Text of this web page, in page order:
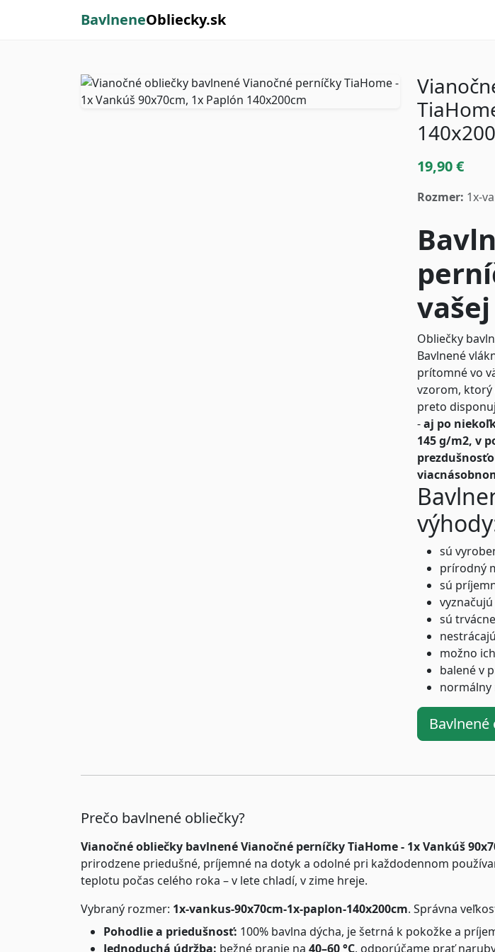
BavlneneObliecky.sk
19,90 €
Rozmer: 1x-
Obliečky
Bavlnené
prítomné vo
vzorom, ktorý
preto
-aj po
145 g/m2, v
sú
prírodný
sú
sú
možno
balené v
Prečo bavlnené obliečky?
Vianočné obliečky bavlnené Vianočné perníčky TiaHome - 1x Vankúš
prirodzene priedušné, príjemné na dotyk a odolné pri každodennom
teplotu počas celého roka – v lete chladí, v zime hreje.
Vybraný rozmer: 1x-vankus-90x70cm-1x-paplon-140x200cm. Správna
Pohodlie a priedušnosť: 100% bavlna dýcha, je šetrná k pokožke a
Jednoduchá údržba: bežné pranie na 40–60 °C, odporúčame prať